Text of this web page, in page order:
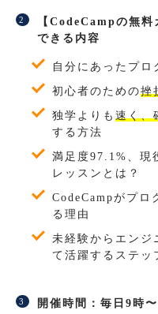
【CodeCampの無
できる内容
自分にあったプロ
初心者のための挫
独学よりも 速く、
する方法
満足度97.1%、現
レッスンとは？
CodeCampがプロ
る理由
未経験からエンジ
て活躍するステッ
開催時間：毎日9時